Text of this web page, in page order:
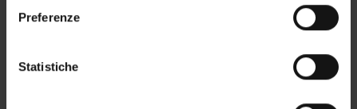
raccogliere informazioni sulla tua posizione
geografica, con un'approssimazione di qualche
Preferenze
Statistiche
CENTRI